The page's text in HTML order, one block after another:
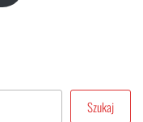
Szukaj